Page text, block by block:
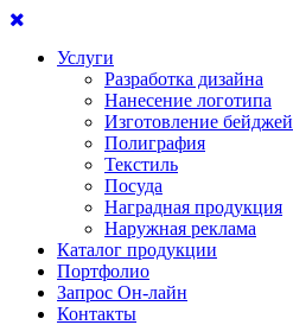
Услуги
Разработка дизайна
Нанесение логотипа
Изготовление бейджей
Полиграфия
Текстиль
Посуда
Наградная продукция
Наружная реклама
Каталог продукции
Портфолио
Запрос Он-лайн
Контакты